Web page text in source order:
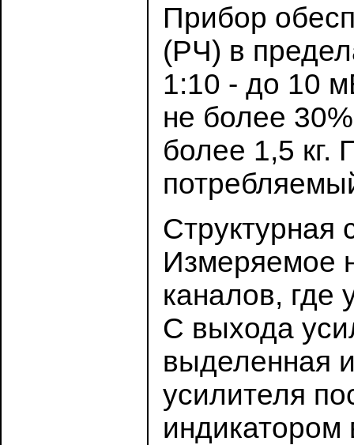
Прибор
(РЧ) в
1:10 - до 10
не более
более 1,5 кг.
Структурная
Измеряемое
каналов, где
С выхода
выделенная
усилителя
индикатором